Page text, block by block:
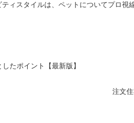
ィスタイルは、ペットについてプロ視
たポイント【最新版】
注文